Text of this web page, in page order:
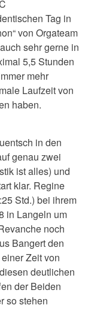
Tag in
von Orgateam
sehr gerne in
5,5 Stunden
mehr
Laufzeit von
haben.
in den
genau zwei
ist alles) und
klar. Regine
Std.) bei ihrem
in Langeln um
noch
Bangert den
Zeit von
deutlichen
der Beiden
so stehen